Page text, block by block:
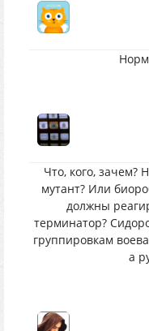
Что, кого, зачем?
мутант? Или
должны
терминатор?
группировкам
а